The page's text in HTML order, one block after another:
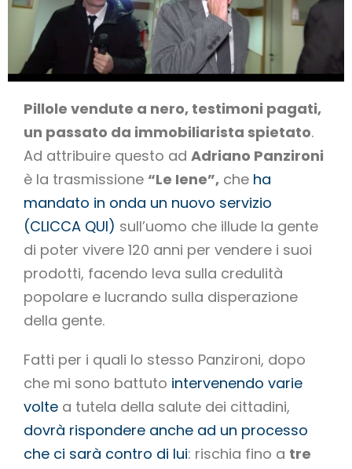
Pillole vendute a nero, testimoni pagati,
un passato da immobiliarista spietato.
Ad attribuire questo ad Adriano Panzironi
è la trasmissione “Le Iene”, che ha
mandato in onda un nuovo servizio
(CLICCA QUI) sull’uomo che illude la gente
di poter vivere 120 anni per vendere i suoi
prodotti, facendo leva sulla credulità
popolare e lucrando sulla disperazione
della gente.
Fatti per i quali lo stesso Panzironi, dopo
che mi sono battuto intervenendo varie
volte a tutela della salute dei cittadini,
dovrà rispondere anche ad un processo
che ci sarà contro di lui: rischia fino a tre